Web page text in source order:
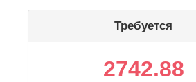
Требуется
2742.88